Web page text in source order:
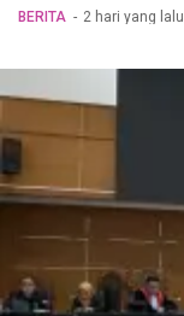
BERITA 2 hari yang lalu